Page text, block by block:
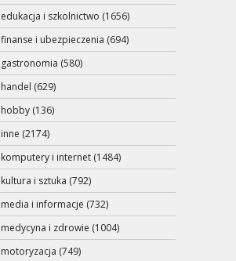
edukacja i szkolnictwo (1656)
finanse i ubezpieczenia (694)
gastronomia (580)
handel (629)
hobby (136)
inne (2174)
komputery i internet (1484)
kultura i sztuka (792)
media i informacje (732)
medycyna i zdrowie (1004)
motoryzacja (749)